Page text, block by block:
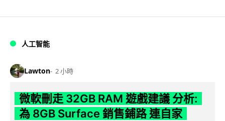
人工智能
Lawton 2 小時
微軟刪走 32GB RAM 遊戲建議 分析:
為 8GB Surface 銷售鋪路 連自家